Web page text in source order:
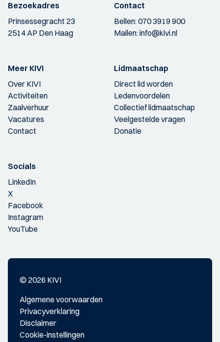
Bezoekadres
Prinsessegracht 23
2514 AP Den Haag
Contact
Bellen:070 3919 900
Mailen:info@kivi.nl
Meer KIVI
Over KIVI
Activiteiten
Zaalverhuur
Vacatures
Contact
Lidmaatschap
Direct lid worden
Ledenvoordelen
Collectief lidmaatschap
Veelgestelde vragen
Donatie
Socials
LinkedIn
X
Facebook
Instagram
YouTube
© 2026 KIVI
Algemene voorwaarden
Privacyverklaring
Disclaimer
Cookie-instellingen